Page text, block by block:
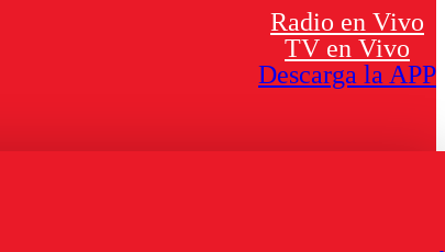
Radio en Vivo
TV en Vivo
Descarga la APP